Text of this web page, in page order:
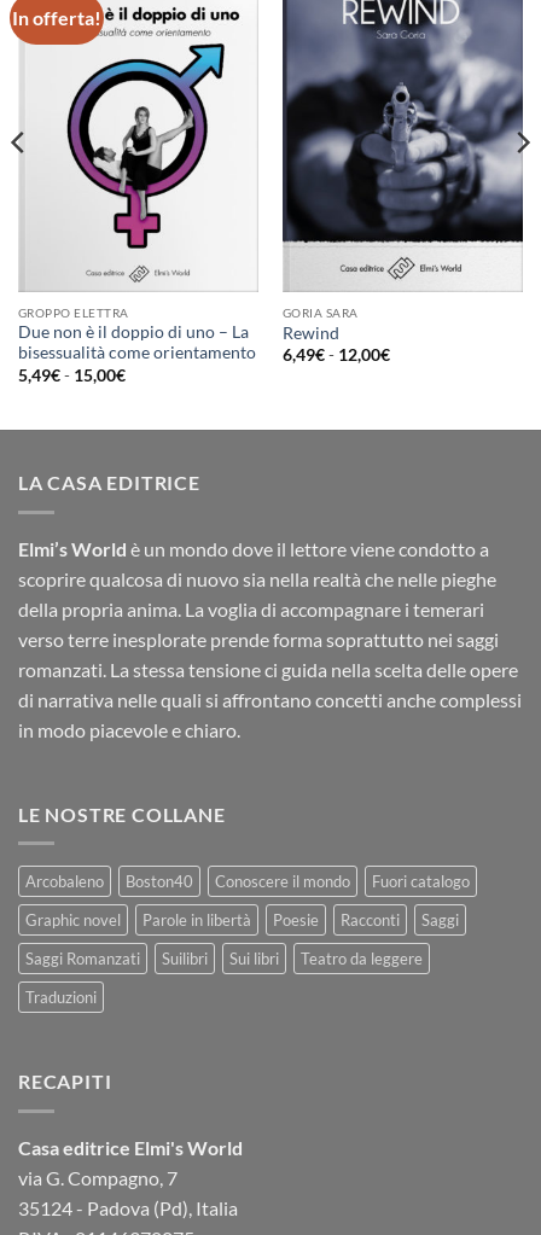
In offerta!
Aggiungi
alla lista
dei
desideri
GROPPO ELETTRA
Due non è il doppio di uno – La
bisessualità come orientamento
5,49€ - 15,00€Fascia
Aggiungi
alla lista
desideri
GORIA SARA
Rewind
6,49€ - 12,00€Fascia
a
LA CASA EDITRICE
Elmi’s World è un mondo dove il lettore viene condotto a
scoprire qualcosa di nuovo sia nella realtà che nelle pieghe
della propria anima. La voglia di accompagnare i temerari
verso terre inesplorate prende forma soprattutto nei saggi
romanzati. La stessa tensione ci guida nella scelta delle opere
di narrativa nelle quali si affrontano concetti anche complessi
in modo piacevole e chiaro.
LE NOSTRE COLLANE
Arcobaleno Boston40 Conoscere il mondo
Fuori catalogo
Graphic novel
Parole in libertà Poesie Racconti
Saggi
Saggi Romanzati
Suilibri Sui libri
Teatro da leggere
Traduzioni
RECAPITI
Casa editrice Elmi's World
via G. Compagno, 7
35124 - Padova (Pd), Italia